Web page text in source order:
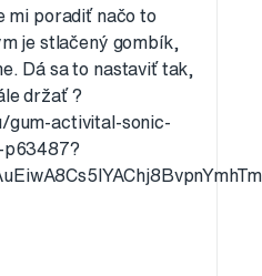
mi poradiť načo to
je stlačený gombík,
Dá sa to nastaviť tak,
držať ?
gum-activital-sonic-
p63487?